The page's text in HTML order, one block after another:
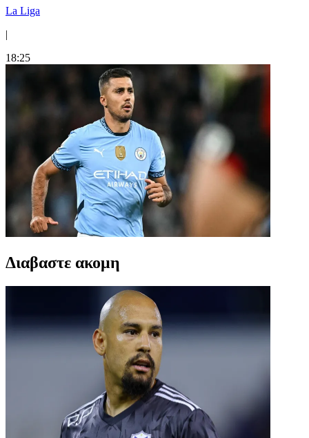
La Liga
|
18:25
Διαβαστε ακομη